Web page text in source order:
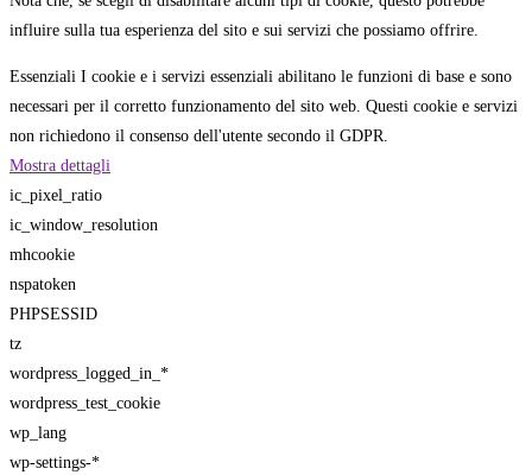
influire sulla tua esperienza del sito e sui servizi che possiamo offrire.
Essenziali I cookie e i servizi essenziali abilitano le funzioni di base e sono
necessari per il corretto funzionamento del sito web. Questi cookie e servizi
non richiedono il consenso dell'utente secondo il GDPR.
Mostra dettagli
ic_pixel_ratio
ic_window_resolution
mhcookie
nspatoken
PHPSESSID
tz
wordpress_logged_in_*
wordpress_test_cookie
wp_lang
wp-settings-*